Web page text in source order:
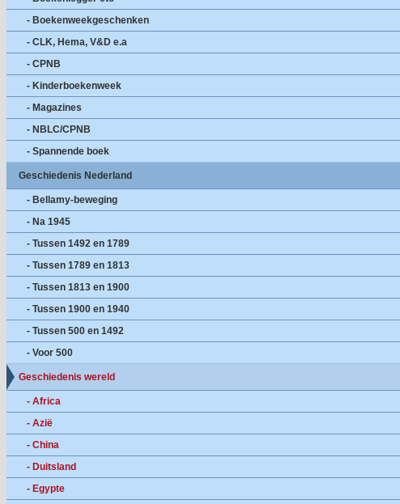
- Boekenweekgeschenken
- CLK, Hema, V&D e.a
- CPNB
- Kinderboekenweek
- Magazines
- NBLC/CPNB
- Spannende boek
Geschiedenis Nederland
- Bellamy-beweging
- Na 1945
- Tussen 1492 en 1789
- Tussen 1789 en 1813
- Tussen 1813 en 1900
- Tussen 1900 en 1940
- Tussen 500 en 1492
- Voor 500
Geschiedenis wereld
- Africa
- Azië
- China
- Duitsland
- Egypte